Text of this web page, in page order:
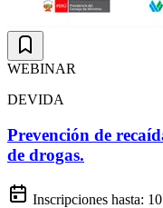
WEBINAR
DEVIDA
Prevención de
de drogas.
Inscripciones hasta: